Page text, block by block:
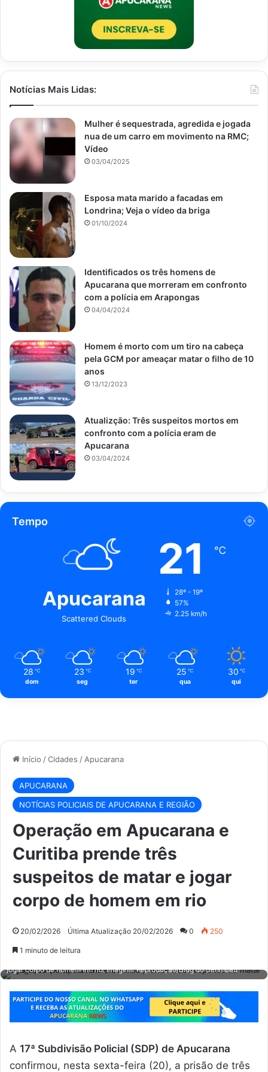
Início /Cidades / Apucarana
APUCARANA
NOTÍCIAS POLICIAIS DE APUCARANA E REGIÃO
Operação em Apucarana e
Curitiba prende três
suspeitos de matar e jogar
corpo de homem em rio
20/02/2026 Última Atualização 20/02/2026 0 250
1 minuto de leitura
jogar corpo de homem em rio. Imagem: Reprodução/Blog do Berimbau
A 17ª Subdivisão Policial (SDP) de Apucarana
confirmou, nesta sexta-feira (20), a prisão de três
Notícias Mais Lidas:
Mulher é sequestrada, agredida e jogada
nua de um carro em movimento na RMC;
Vídeo
03/04/2025
Esposa mata marido a facadas em
Londrina; Veja o vídeo da briga
01/10/2024
Identificados os três homens de
Apucarana que morreram em confronto
com a polícia em Arapongas
04/04/2024
Homem é morto com um tiro na cabeça
pela GCM por ameaçar matar o filho de 10
anos
13/12/2023
Atualizção: Três suspeitos mortos em
confronto com a polícia eram de
Apucarana
03/04/2024
Tempo
Apucarana
Scattered Clouds
21 ℃
28º - 19º
57%
2.25 km/h
28 ℃
dom
23 ℃
seg
19 ℃
ter
25 ℃
qua
30 ℃
qui